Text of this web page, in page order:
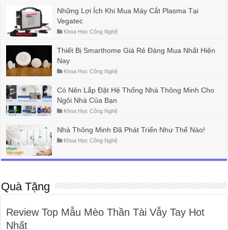
Những Lợi Ích Khi Mua Máy Cắt Plasma Tại
Vegatec
Khoa Học Công Nghệ
Thiết Bị Smarthome Giá Rẻ Đáng Mua Nhất Hiện
Nay
Khoa Học Công Nghệ
Có Nên Lắp Đặt Hệ Thống Nhà Thông Minh Cho
Ngôi Nhà Của Bạn
Khoa Học Công Nghệ
Nhà Thông Minh Đã Phát Triển Như Thế Nào!
Khoa Học Công Nghệ
Quà Tặng
Review Top Mẫu Mèo Thần Tài Vẫy Tay Hot
Nhất